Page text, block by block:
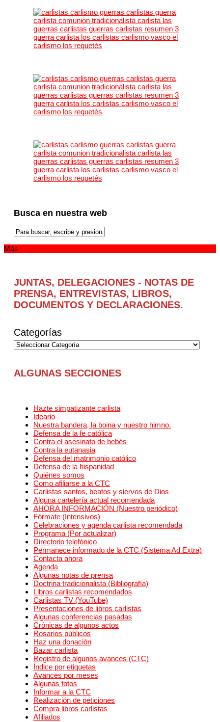
Busca en nuestra web
Más
JUNTAS, DELEGACIONES - NOTAS DE
PRENSA, ENTREVISTAS, LIBROS,
DOCUMENTOS Y DECLARACIONES.
Categorías
ALGUNAS SECCIONES
Hazte simpatizante carlista
Ideario
Nuestra bandera, la boina y nuestro himno.
Defensa de la fe católica
Contra el asesinato de bebés
Contra la eutanasia
Defensa del matrimonio católico
Defensa de la hispanidad
Quiénes somos
Como afiliarse a la CTC
Carlistas santos, beatos y siervos de Dios
Alguna cartelería actual recomendada
AHORA INFORMACIÓN (Nuestro periódico)
Fórmate (Intensivos)
Celebraciones y agenda carlista recomendada
Programa (Por actualizar)
Directorio telefónico
Permanece informado de la CTC (Sistema Ad Extra)
Contacta ahora
Agenda
Algunas notas de prensa
Doctrina tradicionalista (Bibliografía)
Libros carlistas recomendados
Carlistas TV (YouTube)
Presentaciones de libros carlistas
Algunas conferencias pasadas
Crónicas de algunos actos
Rosarios públicos
Haz una donación
Bazar carlista
Registro de algunos avances (CTC)
Índice por etiquetas
Avances por meses
Algunas fotos
Informar a la CTC
Realización de peticiones
Compra libros carlistas
Afiliados